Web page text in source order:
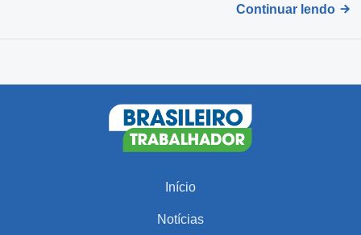
Continuar lendo
Início
Notícias